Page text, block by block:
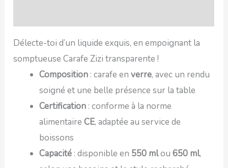
Délecte-toi d’un liquide exquis, en empoignant la
somptueuse Carafe Zizi transparente !
Composition : carafe enverre, avec un rendu
soigné et une belle présence sur la table
Certification : conforme à la norme
alimentaireCE, adaptée au service de
boissons
Capacité : disponible en 550 mlou650 ml,